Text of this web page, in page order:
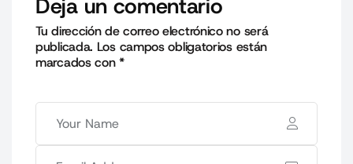
Deja un comentario
Tu dirección de correo electrónico no será
publicada. Los campos obligatorios están
marcados con*